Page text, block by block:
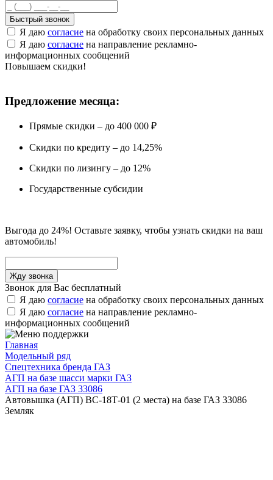
Быстрый звонок
Я даю согласие на обработку своих персональных данных
Я даю согласие на направление рекламно-
информационных сообщений
Повышаем скидки!
Предложение месяца:
Прямые скидки – до 400 000 ₽
Скидки по кредиту – до 14,25%
Скидки по лизингу – до 12%
Государственные субсидии
Выгода до 24%! Оставьте заявку, чтобы узнать скидки на ваш
автомобиль!
Звонок для Вас бесплатный
Я даю согласие на обработку своих персональных данных
Я даю согласие на направление рекламно-
информационных сообщений
Главная
Модельный ряд
Спецтехника бренда ГАЗ
АГП на базе шасси марки ГАЗ
АГП на базе ГАЗ 33086
Автовышка (АГП) ВС-18Т-01 (2 места) на базе ГАЗ 33086
Земляк